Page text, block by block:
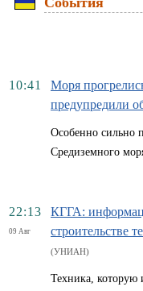
10:41
Моря
предупредили
Особенно сильно
Средиземного
22:13
09 Авг
КГГА:
строительстве
(УНИАН)
Техника, которую